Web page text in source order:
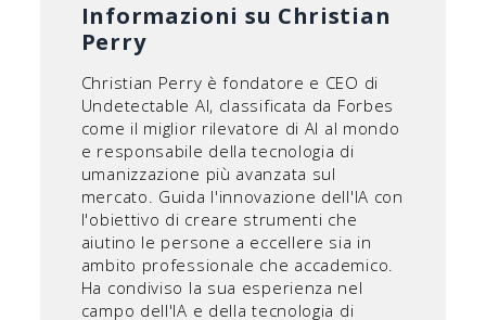
Informazioni su Christian
Perry
Christian Perry è fondatore e CEO di
Undetectable AI, classificata da Forbes
come il miglior rilevatore di AI al mondo
e responsabile della tecnologia di
umanizzazione più avanzata sul
mercato. Guida l'innovazione dell'IA con
l'obiettivo di creare strumenti che
aiutino le persone a eccellere sia in
ambito professionale che accademico.
Ha condiviso la sua esperienza nel
campo dell'IA e della tecnologia di